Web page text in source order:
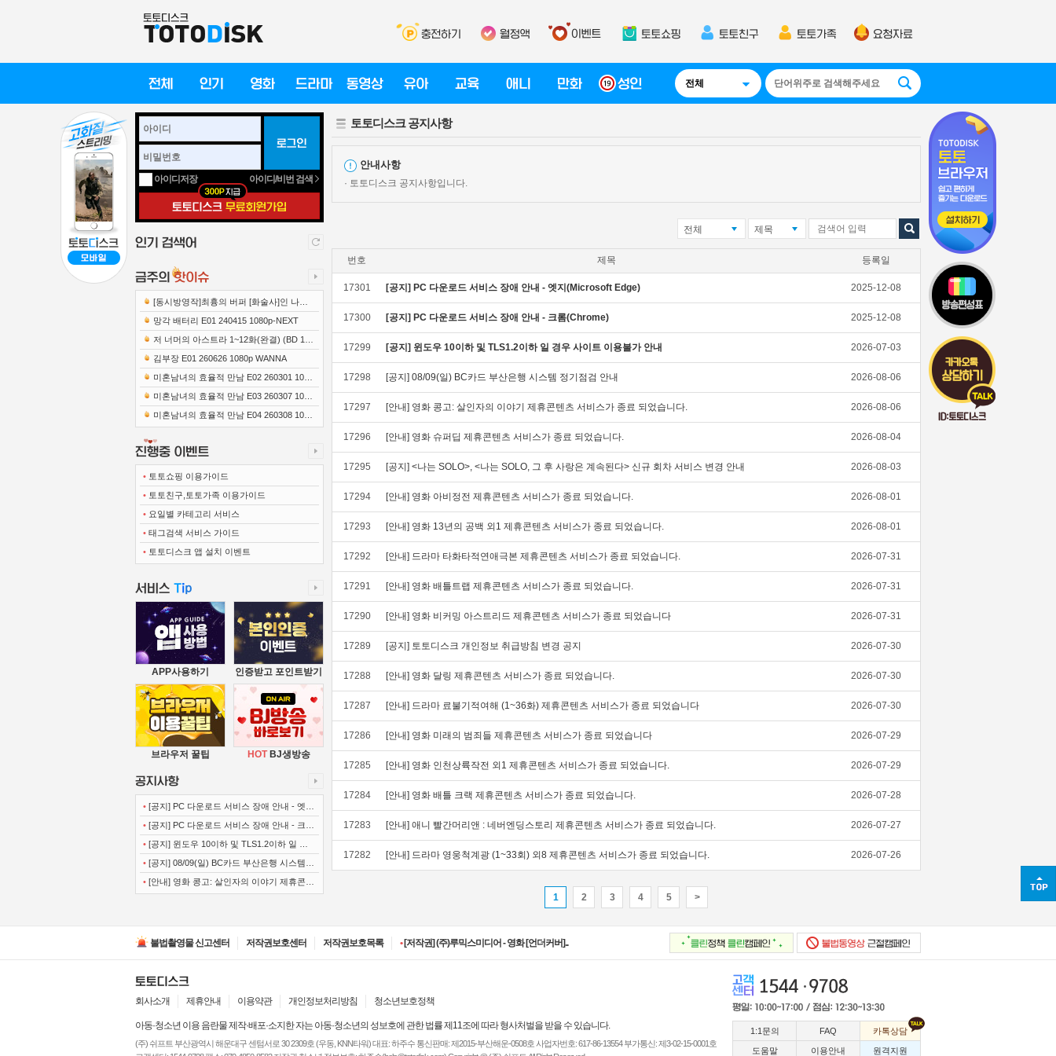
아이디저장 아이디/비번 검색
전체
[동시방영작]최흉의 버퍼 [화술사]인 나는
세계 최강 클랜을 이끈다 E12 241219 108..
망각 배터리 E01 240415 1080p-NEXT
저 너머의 아스트라 1~12화(완결) (BD 192
0x1080 x265-10Bit FLACx2)
김부장 E01 260626 1080p WANNA
미혼남녀의 효율적 만남 E02 260301 1080
p-NEXT
미혼남녀의 효율적 만남 E03 260307 1080
p-NEXT
미혼남녀의 효율적 만남 E04 260308 1080
• 토토쇼핑 이용가이드
• 토토친구,토토가족 이용가이드
• 요일별 카테고리 서비스
• 태그검색 서비스 가이드
• 토토디스크 앱 설치 이벤트
APP사용하기 인증받고 포인트받기
브라우저 꿀팁 HOTBJ생방송
• [공지] PC 다운로드 서비스 장애 안내 - 엣지
(Microsoft Edge)
• [공지] PC 다운로드 서비스 장애 안내 - 크롬
(Chrome)
• [공지] 윈도우 10이하 및 TLS1.2이하 일 경
우 사이트 이용불가 안내
• [공지] 08/09(일) BC카드 부산은행 시스템
정기점검 안내
• [안내] 영화 콩고: 살인자의 이야기 제휴콘텐
토토디스크 공지사항
안내사항
· 토토디스크 공지사항입니다.
전체 제목
번호 제목 등록일
17301 [공지] PC 다운로드 서비스 장애 안내 - 엣지(Microsoft Edge) 2025-12-08
17300 [공지] PC 다운로드 서비스 장애 안내 - 크롬(Chrome) 2025-12-08
17299 [공지] 윈도우 10이하 및 TLS1.2이하 일 경우 사이트 이용불가 안내 2026-07-03
17298 [공지] 08/09(일) BC카드 부산은행 시스템 정기점검 안내 2026-08-06
17297 [안내] 영화 콩고: 살인자의 이야기 제휴콘텐츠 서비스가 종료 되었습니다. 2026-08-06
17296 [안내] 영화 슈퍼딥 제휴콘텐츠 서비스가 종료 되었습니다. 2026-08-04
17295 [공지] <나는 SOLO>, <나는 SOLO, 그 후 사랑은 계속된다> 신규 회차 서비스 변경 안내 2026-08-03
17294 [안내] 영화 아비정전 제휴콘텐츠 서비스가 종료 되었습니다. 2026-08-01
17293 [안내] 영화 13년의 공백 외1 제휴콘텐츠 서비스가 종료 되었습니다. 2026-08-01
17292 [안내] 드라마 타화타적연애극본 제휴콘텐츠 서비스가 종료 되었습니다. 2026-07-31
17291 [안내] 영화 배틀트랩 제휴콘텐츠 서비스가 종료 되었습니다. 2026-07-31
17290 [안내] 영화 비커밍 아스트리드 제휴콘텐츠 서비스가 종료 되었습니다 2026-07-31
17289 [공지] 토토디스크 개인정보 취급방침 변경 공지 2026-07-30
17288 [안내] 영화 달링 제휴콘텐츠 서비스가 종료 되었습니다. 2026-07-30
17287 [안내] 드라마 료불기적여해 (1~36화) 제휴콘텐츠 서비스가 종료 되었습니다 2026-07-30
17286 [안내] 영화 미래의 범죄들 제휴콘텐츠 서비스가 종료 되었습니다 2026-07-29
17285 [안내] 영화 인천상륙작전 외1 제휴콘텐츠 서비스가 종료 되었습니다. 2026-07-29
17284 [안내] 영화 배틀 크랙 제휴콘텐츠 서비스가 종료 되었습니다. 2026-07-28
17283 [안내] 애니 빨간머리앤 : 네버엔딩스토리 제휴콘텐츠 서비스가 종료 되었습니다. 2026-07-27
17282 [안내] 드라마 영웅척계광 (1~33회) 외8 제휴콘텐츠 서비스가 종료 되었습니다. 2026-07-26
1 2 3 4 5 >
불법촬영물 신고센터 저작권보호센터 저작권보호목록
•[저작권] (주)루믹스미디어 - 영화 [언더커버]..
•[저작권] (주)JAYE - 저작권보호 요청작 [소년..
회사소개 제휴안내 이용약관 개인정보처리방침 청소년보호정책
아동·청소년 이용 음란물 제작·배포·소지한 자는 아동·청소년의 성보호에 관한 법률 제11조에 따라 형사처벌을 받을 수 있습니다.
(주) 쉬프트 부산광역시 해운대구 센텀서로 30 2309호 (우동, KNN타워) 대표: 하주수 통신판매: 제2015-부산해운-0508호 사업자번호: 617-86-13554 부가통신: 제3-02-15-0001호
1:1문의 FAQ 카톡상담
도움말 이용안내 원격지원